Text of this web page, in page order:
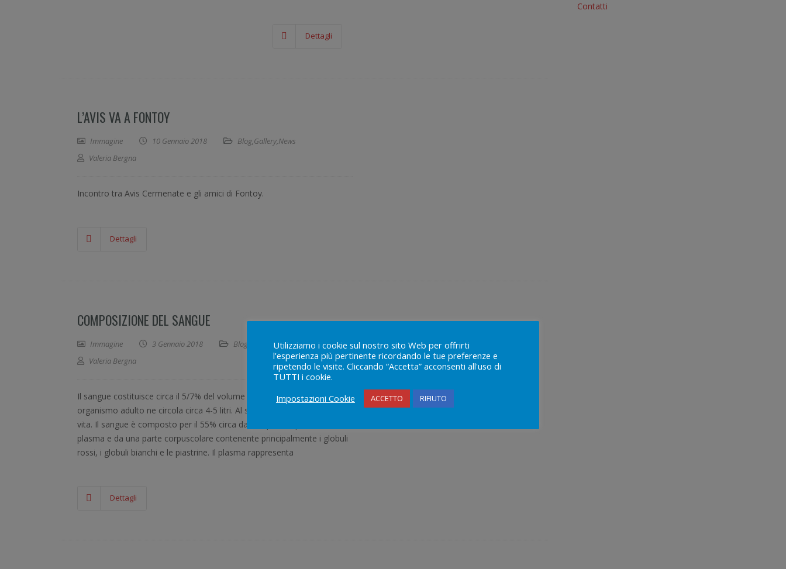
Dettagli
L’AVIS VA A FONTOY
Immagine 10 Gennaio 2018 Blog,Gallery,News
Valeria Bergna
Incontro tra Avis Cermenate e gli amici di Fontoy.
Dettagli
COMPOSIZIONE DEL SANGUE
Immagine 3 Gennaio 2018 Blog
Il sangue
Valeria Bergna
Il sangue costituisce circa il 5/7% del volume corporeo e in un
organismo adulto ne circola circa 4-5 litri. Al sangue è legata la nostra
vita. Il sangue è composto per il 55% circa da una parte liquida chiamata
plasma e da una parte corpuscolare contenente principalmente i globuli
rossi, i globuli bianchi e le piastrine. Il plasma rappresenta
Dettagli
Contatti
Utilizziamo i cookie sul nostro sito Web per offrirti
l'esperienza più pertinente ricordando le tue preferenze e
ripetendo le visite. Cliccando “Accetta” acconsenti all'uso di
TUTTI i cookie.
Impostazioni Cookie
ACCETTO RIFIUTO